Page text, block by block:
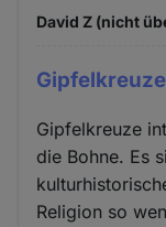
David Z (nicht
Gipfelkreuze
die Bohne. Es
Religion so